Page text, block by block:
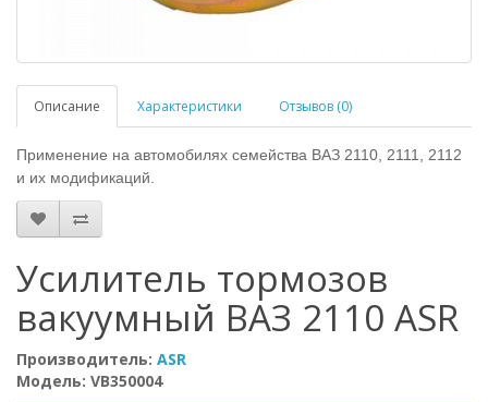
Описание Характеристики Отзывов (0)
Применение на автомобилях семейства ВАЗ 2110, 2111, 2112
и их модификаций.
Усилитель тормозов
вакуумный ВАЗ 2110 ASR
Производитель: ASR
Модель: VB350004